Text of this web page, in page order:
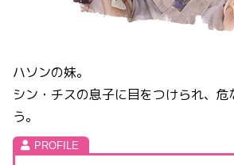
ハソンの妹。
シン・チスの息子に目をつけられ、
う。